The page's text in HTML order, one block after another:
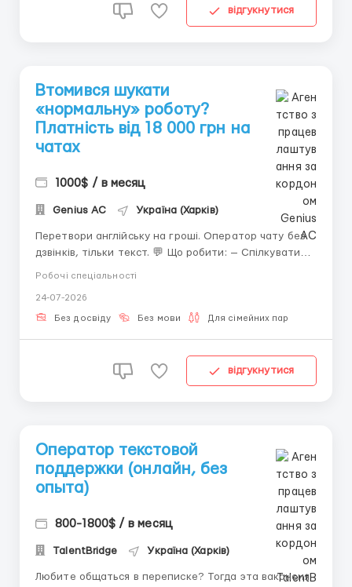
відгукнутися
Втомився шукати
«нормальну» роботу?
Платність від 18 000 грн на
чатах
1000$ / в месяц
Genius AС Україна (Харків)
Перетвори англійську на гроші. Оператор чату без
дзвінків, тільки текст. 💬 Що робити: — Спілкуватися
ноутбук — Володіння письмовою англійською —
Бажання зароблят...
Робочі спеціальності
24-07-2026
Без досвіду Без мови Для сімейних пар
відгукнутися
Оператор текстовой
поддержки (онлайн, без
опыта)
800-1800$ / в месяц
TalentBridge Україна (Харків)
Любите общаться в переписке? Тогда эта вакансия